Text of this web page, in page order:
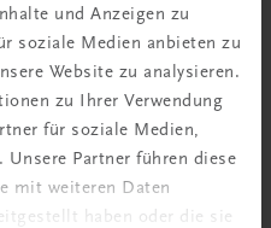
und Anzeigen zu
soziale Medien anbieten zu
Website zu analysieren.
zu Ihrer Verwendung
für soziale Medien,
Unsere Partner führen diese
mit weiteren Daten
haben oder die sie